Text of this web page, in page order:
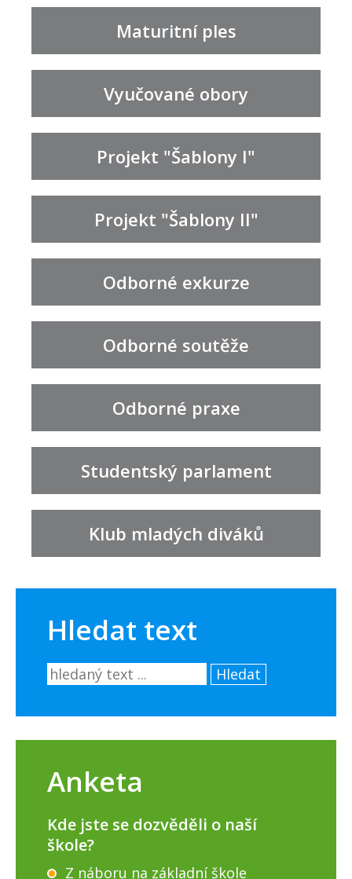
Maturitní ples
Vyučované obory
Projekt "Šablony I"
Projekt "Šablony II"
Odborné exkurze
Odborné soutěže
Odborné praxe
Studentský parlament
Klub mladých diváků
Hledat text
Hledat
Anketa
Kde jste se dozvěděli o naší
škole?
Z náboru na základní škole